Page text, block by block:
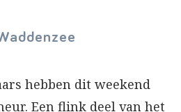
hebben dit weekend
Een flink deel van het